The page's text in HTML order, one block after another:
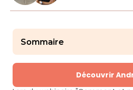
Sommaire
Découvrir